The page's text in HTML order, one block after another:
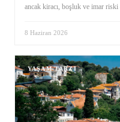
ancak kiracı, boşluk ve imar riski
8 Haziran 2026
YAŞAM TARZI